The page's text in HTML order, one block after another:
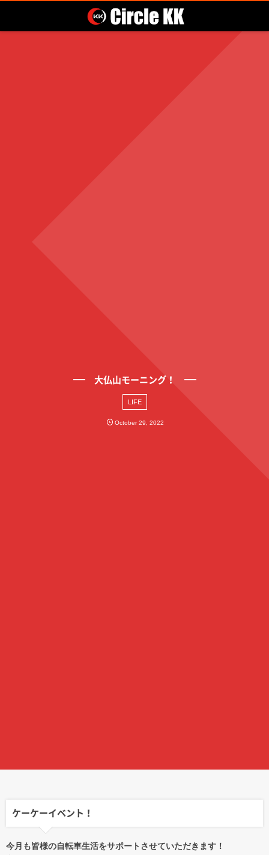
大仏山モーニング！
LIFE
October 29,2022
ケーケーイベント！
今月も皆様の自転車生活をサポートさせていただきます！